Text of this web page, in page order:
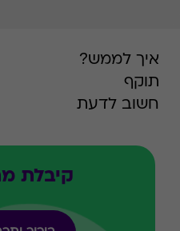
איך לממש?
תוקף
חשוב לדעת
קיבלת